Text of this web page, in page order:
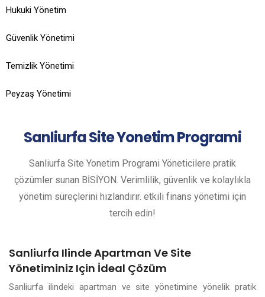
Hukuki Yönetim
Güvenlik Yönetimi
Temizlik Yönetimi
Peyzaş Yönetimi
SanliurfaSite Yonetim Programi
Sanliurfa Site Yonetim Programi Yöneticilere pratik
çözümler sunan BİSİYON. Verimlilik, güvenlik ve kolaylıkla
yönetim süreçlerini hızlandırır. etkili finans yönetimi için
tercih edin!
Sanliurfa Ilinde Apartman Ve Site
Yönetiminiz Için İdeal Çözüm
Sanliurfa ilindeki apartman ve site yönetimine yönelik pratik